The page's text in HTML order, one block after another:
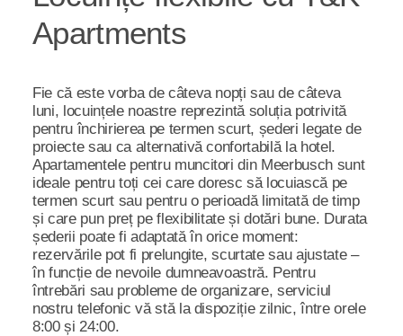
Apartments
Fie că este vorba de câteva nopți sau de câteva
luni, locuințele noastre reprezintă soluția potrivită
pentru închirierea pe termen scurt, șederi legate de
proiecte sau ca alternativă confortabilă la hotel.
Apartamentele pentru muncitori din Meerbusch sunt
ideale pentru toți cei care doresc să locuiască pe
termen scurt sau pentru o perioadă limitată de timp
și care pun preț pe flexibilitate și dotări bune. Durata
șederii poate fi adaptată în orice moment:
rezervările pot fi prelungite, scurtate sau ajustate –
în funcție de nevoile dumneavoastră. Pentru
întrebări sau probleme de organizare, serviciul
nostru telefonic vă stă la dispoziție zilnic, între orele
8:00 și 24:00.